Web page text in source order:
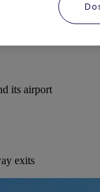
its airport
exits